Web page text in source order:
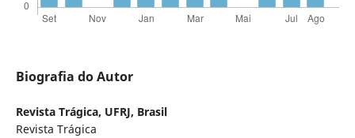
Biografia do Autor
Revista Trágica, UFRJ, Brasil
Revista Trágica